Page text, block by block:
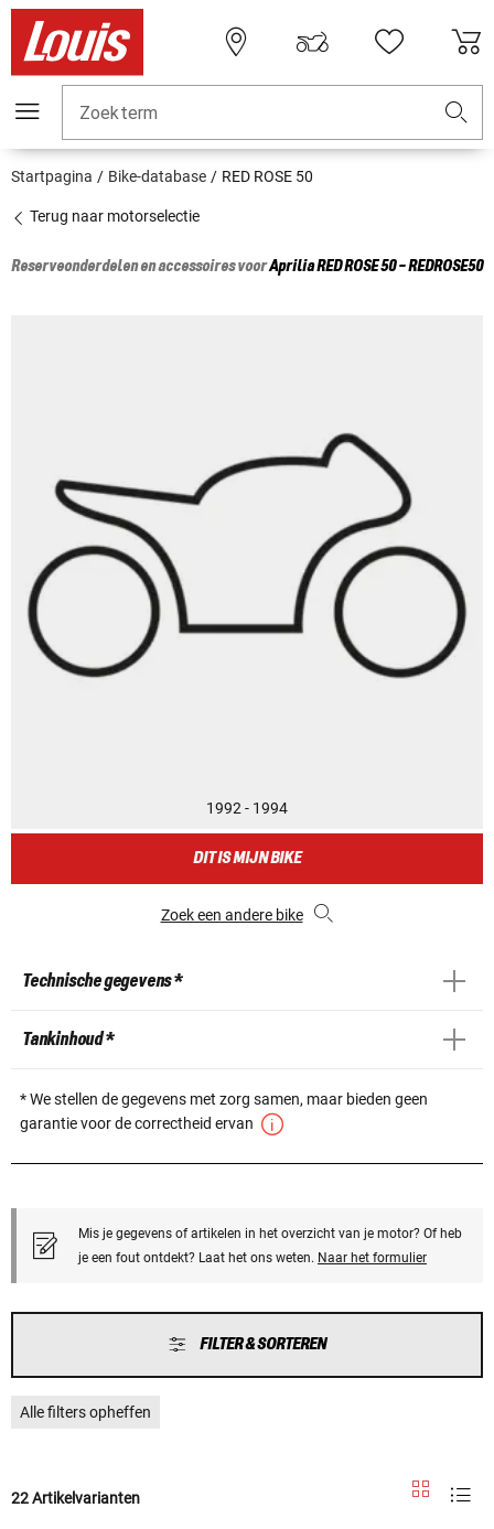
Zoekterm
Startpagina Bike-database RED ROSE 50
Terug naar motorselectie
Reserveonderdelen en accessoires voorApriliaRED ROSE 50 - REDROSE50
1992 - 1994
DIT IS MIJN BIKE
Zoek een andere bike
Technische gegevens *
Tankinhoud *
* We stellen de gegevens met zorg samen, maar bieden geen
garantie voor de correctheid ervan
Mis je gegevens of artikelen in het overzicht van je motor? Of heb
je een fout ontdekt? Laat het ons weten. Naar het formulier
FILTER & SORTEREN
Alle filters opheffen
22 Artikelvarianten